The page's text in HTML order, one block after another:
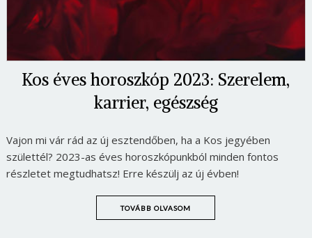
Kos éves horoszkóp 2023: Szerelem,
karrier, egészség
Vajon mi vár rád az új esztendőben, ha a Kos jegyében
születtél? 2023-as éves horoszkópunkból minden fontos
részletet megtudhatsz! Erre készülj az új évben!
TOVÁBB OLVASOM